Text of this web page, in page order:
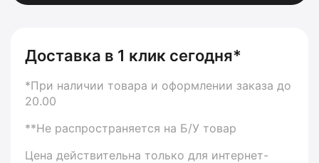
Доставка в 1 клик сегодня*
*При наличии товара и оформлении заказа до
20.00
**Не распространяется на Б/У товар
Цена действительна только для интернет-